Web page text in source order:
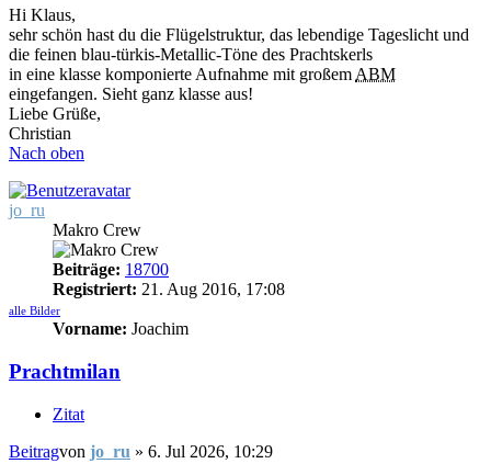
Hi Klaus,
sehr schön hast du die Flügelstruktur, das lebendige Tageslicht und
die feinen blau-türkis-Metallic-Töne des Prachtskerls
in eine klasse komponierte Aufnahme mit großem ABM
eingefangen. Sieht ganz klasse aus!
Liebe Grüße,
Christian
Nach oben
jo_ru
Makro Crew
Beiträge: 18700
Registriert: 21. Aug 2016, 17:08
alle Bilder
Vorname: Joachim
Prachtmilan
Zitat
Beitragvon jo_ru » 6. Jul 2026, 10:29